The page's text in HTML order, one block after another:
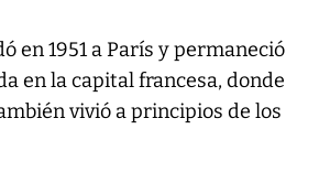
en 1951 a París y permaneció
en la capital francesa, donde
vivió a principios de los